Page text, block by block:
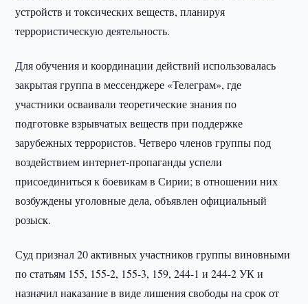
устройств и токсических веществ, планируя
террористическую деятельность.
Для обучения и координации действий использовалась
закрытая группа в мессенджере «Телеграм», где
участники осваивали теоретические знания по
подготовке взрывчатых веществ при поддержке
зарубежных террористов. Четверо членов группы под
воздействием интернет-пропаганды успели
присоединиться к боевикам в Сирии; в отношении них
возбуждены уголовные дела, объявлен официальный
розыск.
Суд признал 20 активных участников группы виновными
по статьям 155, 155-2, 155-3, 159, 244-1 и 244-2 УК и
назначил наказание в виде лишения свободы на срок от